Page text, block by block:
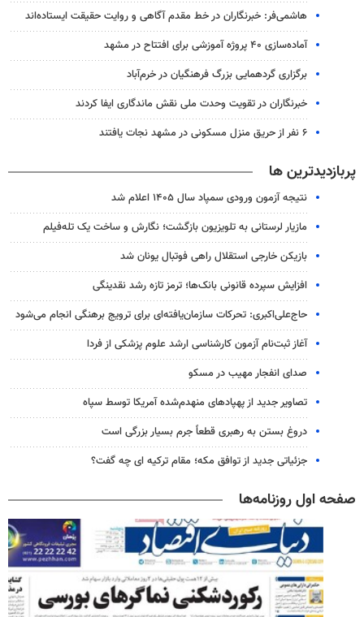
هاشمی‌فر​​​​​​​: خبرنگاران در خط مقدم آگاهی و روایت حقیقت ایستاده‌اند
آماده‌سازی ۴۰ پروژه آموزشی برای افتتاح در مشهد
برگزاری گردهمایی بزرگ فرهنگیان در خرم‌آباد
خبرنگاران در تقویت وحدت ملی نقش ماندگاری ایفا کردند
۶ نفر از حریق منزل مسکونی در مشهد نجات یافتند
پربازدیدترین ها
نتیجه آزمون ورودی سمپاد سال ۱۴۰۵ اعلام شد
مازیار لرستانی به تلویزیون بازگشت؛ نگارش و ساخت یک تله‌فیلم
بازیکن خارجی استقلال راهی فوتبال یونان شد
افزایش سپرده قانونی بانک‌ها؛ ترمز تازه رشد نقدینگی
حاج‌علی‌اکبری: تحرکات سازمان‌یافته‌ای برای ترویج برهنگی انجام می‌شود
آغاز ثبت‌نام‌ آزمون کارشناسی ارشد علوم پزشکی از فردا
صدای انفجار مهیب در مسکو
تصاویر جدید از پهپادهای منهدم‌شده آمریکا توسط سپاه
دروغ بستن به رهبری قطعاً جرم بسیار بزرگی است
جزئیاتی جدید از توافق مکه؛ مقام ترکیه ای چه گفت؟
صفحه اول روزنامه‌ها